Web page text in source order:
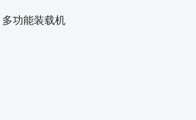
多功能装载机